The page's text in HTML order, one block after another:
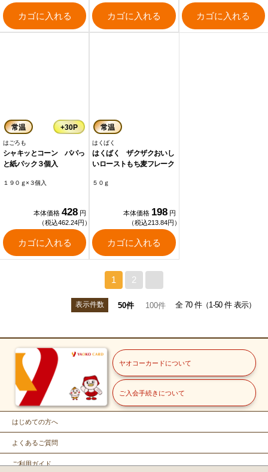
カゴに入れる カゴに入れる カゴに入れる
常温 +30P
はごろも
シャキッとコーン パパっ
と紙パック３個入
１９０ｇ×３個入
本体価格 428 円
（税込462.24円）
カゴに入れる
常温
はくばく
はくばく ザクザクおいし
いローストもち麦フレーク
５０ｇ
本体価格 198 円
（税込213.84円）
カゴに入れる
1 2
表示件数 50件 100件 全 70 件（1-50 件 表示）
ヤオコーカードについて
ご入会手続きについて
はじめての方へ
よくあるご質問
ご利用ガイド